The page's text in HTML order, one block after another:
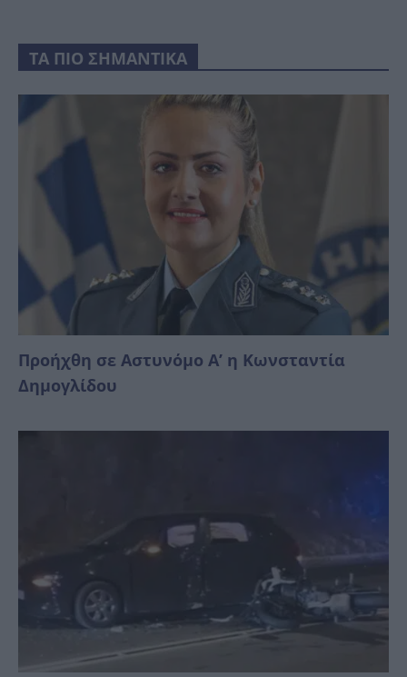
ΤΑ ΠΙΟ ΣΗΜΑΝΤΙΚΑ
Προήχθη σε Αστυνόμο Α’ η Κωνσταντία
Δημογλίδου